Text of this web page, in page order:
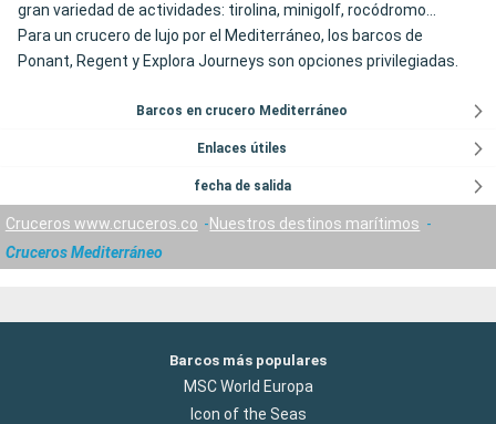
gran variedad de actividades: tirolina, minigolf, rocódromo...
Para un crucero de lujo por el Mediterráneo, los barcos de
Ponant, Regent y Explora Journeys son opciones privilegiadas.
Barcos en crucero Mediterráneo
Enlaces útiles
fecha de salida
Cruceros www.cruceros.co
Nuestros destinos marítimos
Cruceros Mediterráneo
Barcos más populares
MSC World Europa
Icon of the Seas